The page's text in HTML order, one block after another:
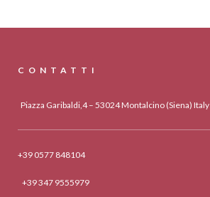
CONTATTI
Piazza Garibaldi,4 – 53024 Montalcino (Siena) Italy
+39 0577 848104
+39 347 9555979